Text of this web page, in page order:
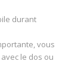
durant
vous
le dos ou